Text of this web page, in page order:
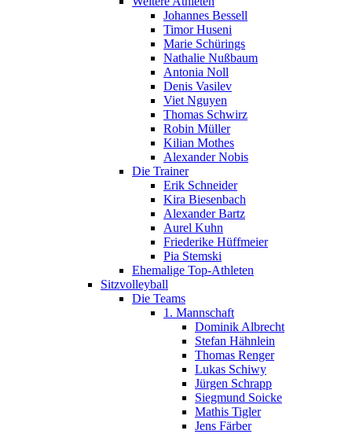
Johannes Bessell
Timor Huseni
Marie Schürings
Nathalie Nußbaum
Antonia Noll
Denis Vasilev
Viet Nguyen
Thomas Schwirz
Robin Müller
Kilian Mothes
Alexander Nobis
Die Trainer
Erik Schneider
Kira Biesenbach
Alexander Bartz
Aurel Kuhn
Friederike Hüffmeier
Pia Stemski
Ehemalige Top-Athleten
Sitzvolleyball
Die Teams
1. Mannschaft
Dominik Albrecht
Stefan Hähnlein
Thomas Renger
Lukas Schiwy
Jürgen Schrapp
Siegmund Soicke
Mathis Tigler
Jens Färber